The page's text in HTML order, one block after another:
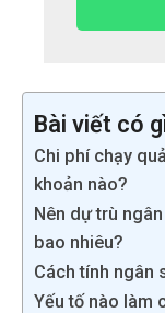
Bài viết có
Chi phí chạy
khoản nào?
Nên dự trù
bao nhiêu?
Cách tính ngân
Yếu tố nào làm